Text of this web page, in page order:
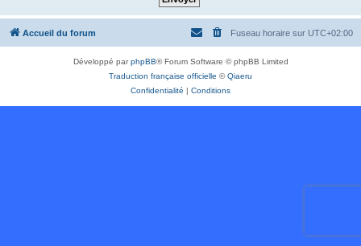
Accueil du forum Fuseau horaire sur UTC+02:00
Développé parphpBB® Forum Software © phpBB Limited
Traduction française officielle ©Qiaeru
Confidentialité | Conditions